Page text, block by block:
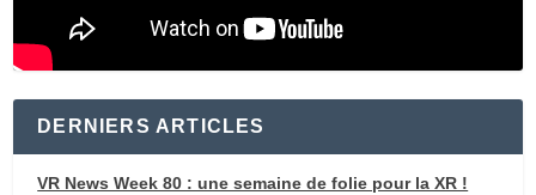
DERNIERS ARTICLES
VR News Week 80 : une semaine de folie pour la XR !